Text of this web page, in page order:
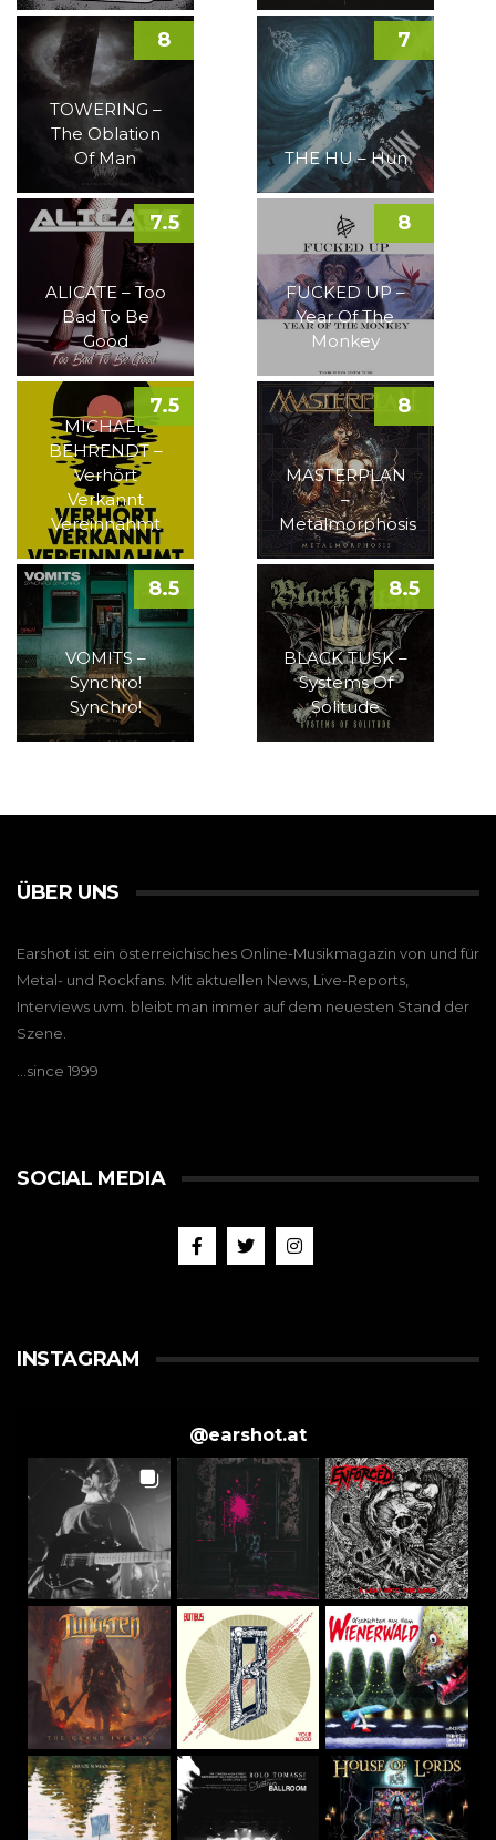
TOWERING –
The Oblation
Of Man
8
THE HU – Hun
7
ALICATE – Too
Bad To Be
Good
7.5
FUCKED UP –
Year Of The
Monkey
8
MICHAEL
BEHRENDT –
Verhört
Verkannt
Vereinnahmt
7.5
MASTERPLAN
–
Metalmorphosis
8
VOMITS –
Synchro!
Synchro!
8.5
BLACK TUSK –
Systems Of
Solitude
8.5
ÜBER UNS
Earshot ist ein österreichisches Online-Musikmagazin von und für
Metal- und Rockfans. Mit aktuellen News, Live-Reports,
Interviews uvm. bleibt man immer auf dem neuesten Stand der
Szene.
…since 1999
SOCIAL MEDIA
INSTAGRAM
@earshot.at